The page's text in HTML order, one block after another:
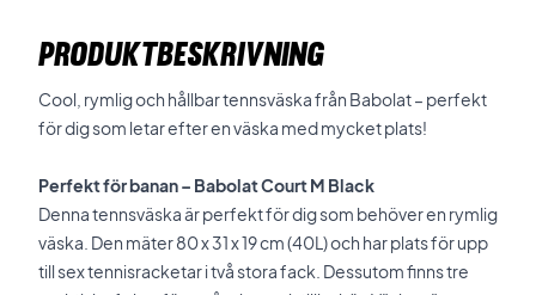
PRODUKTBESKRIVNING
Cool, rymlig och hållbar tennsväska från Babolat – perfekt
för dig som letar efter en väska med mycket plats!
Perfekt för banan – Babolat Court M Black
Denna tennsväska är perfekt för dig som behöver en rymlig
väska. Den mäter 80 x 31 x 19 cm (40L) och har plats för upp
till sex tennisracketar i två stora fack. Dessutom finns tre